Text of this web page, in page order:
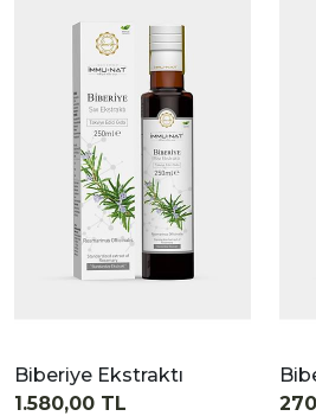
Biberiye Ekstraktı
1.580,00 TL